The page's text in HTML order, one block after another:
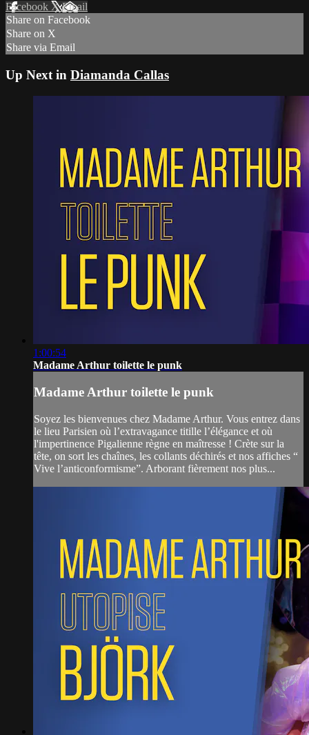
Facebook XEmail
Share on Facebook
Share on X
Share via Email
Up Next in Diamanda Callas
1:00:54
Madame Arthur toilette le punk
Madame Arthur toilette le punk
Soyez les bienvenues chez Madame Arthur. Vous entrez dans
le lieu Parisien où l’extravagance titille l’élégance et où
l'impertinence Pigalienne règne en maîtresse ! Crète sur la
tête, on sort les chaînes, les collants déchirés et nos affiches “
Vive l’anticonformisme”. Arborant fièrement nos plus...